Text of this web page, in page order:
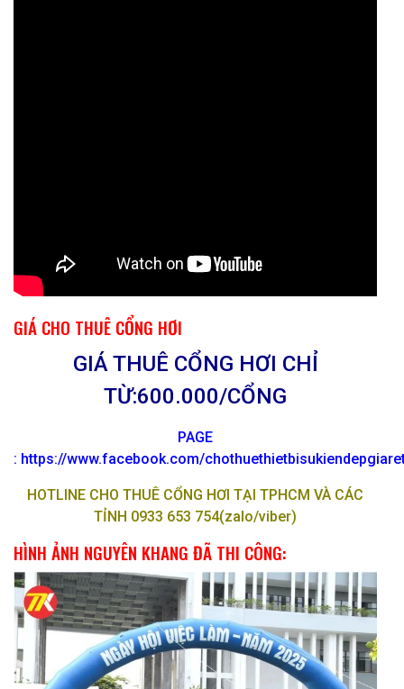
GIÁ CHO THUÊ CỔNG HƠI
GIÁ THUÊ CỔNG HƠI CHỈ
TỪ:600.000/CỔNG
PAGE
: https://www.facebook.com/
HOTLINE CHO THUÊ CỔNG HƠI TẠI TPHCM VÀ CÁC
TỈNH 0933 653 754(zalo/viber)
HÌNH ẢNH NGUYÊN KHANG ĐÃ THI CÔNG: